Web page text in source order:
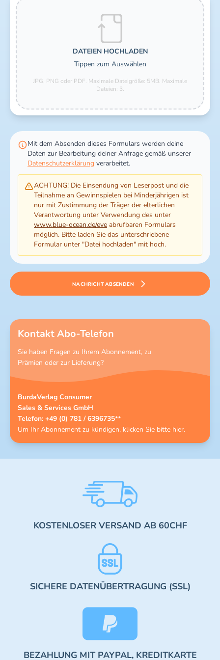
DATEIEN HOCHLADEN
Tippen zum Auswählen
JPG, PNG oder PDF. Maximale Dateigröße: 5MB. Maximale
Dateien: 3.
Mit dem Absenden dieses Formulars werden deine
Daten zur Bearbeitung deiner Anfrage gemäß unserer
Datenschutzerklärung verarbeitet.
ACHTUNG! Die Einsendung von Leserpost und die
Teilnahme an Gewinnspielen bei Minderjährigen ist
nur mit Zustimmung der Träger der elterlichen
Verantwortung unter Verwendung des unter
www.blue-ocean.de/eve abrufbaren Formulars
möglich. Bitte laden Sie das unterschriebene
Formular unter "Datei hochladen" mit hoch.
NACHRICHT ABSENDEN
Kontakt Abo-Telefon
Sie haben Fragen zu Ihrem Abonnement, zu
Prämien oder zur Lieferung?
BurdaVerlag Consumer
Sales & Services GmbH
Telefon: +49 (0) 781 / 6396735**
Um Ihr Abonnement zu kündigen, klicken Sie bitte hier.
KOSTENLOSER VERSAND AB 60CHF
SICHERE DATENÜBERTRAGUNG (SSL)
BEZAHLUNG MIT PAYPAL, KREDITKARTE